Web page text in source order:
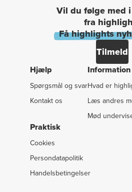
Vil du følge med
fra
Få highlights
Tilmeld
Hjælp
Spørgsmål og svar
Kontakt os
Information
Hvad er
Læs andres
Mød
Praktisk
Cookies
Persondatapolitik
Handelsbetingelser